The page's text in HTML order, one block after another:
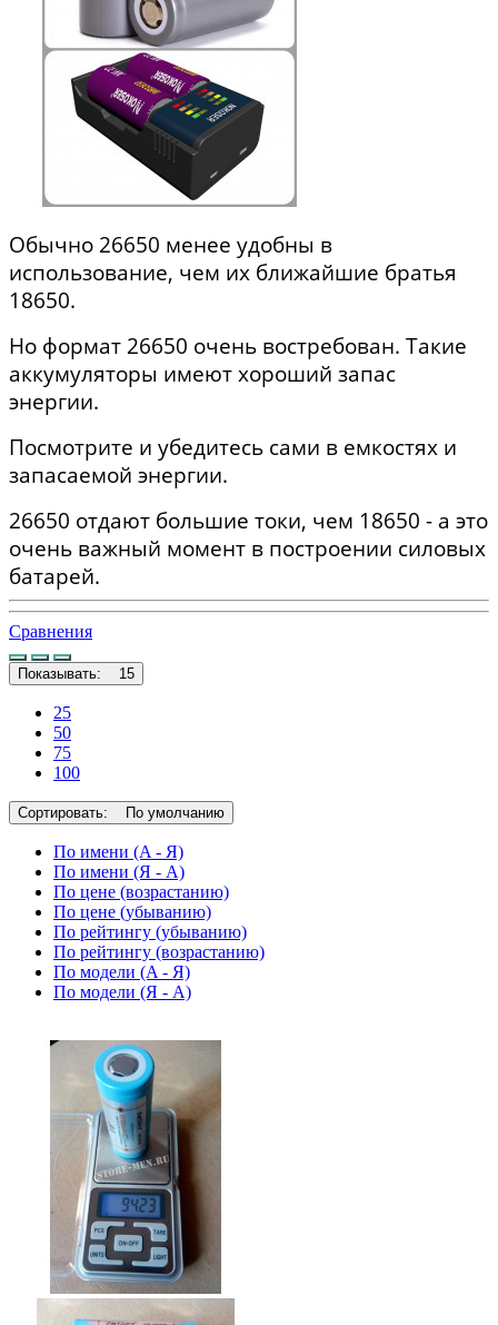
Обычно 26650 менее удобны в
использование, чем их ближайшие братья
18650.
Но формат 26650 очень востребован. Такие
аккумуляторы имеют хороший запас
энергии.
Посмотрите и убедитесь сами в емкостях и
запасаемой энергии.
26650 отдают большие токи, чем 18650 - а это
очень важный момент в построении силовых
батарей.
Сравнения
Показывать: 15
25
50
75
100
Сортировать: По умолчанию
По имени (A - Я)
По имени (Я - A)
По цене (возрастанию)
По цене (убыванию)
По рейтингу (убыванию)
По рейтингу (возрастанию)
По модели (A - Я)
По модели (Я - A)